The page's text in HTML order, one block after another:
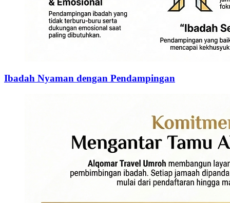
Ibadah Nyaman dengan Pendampingan